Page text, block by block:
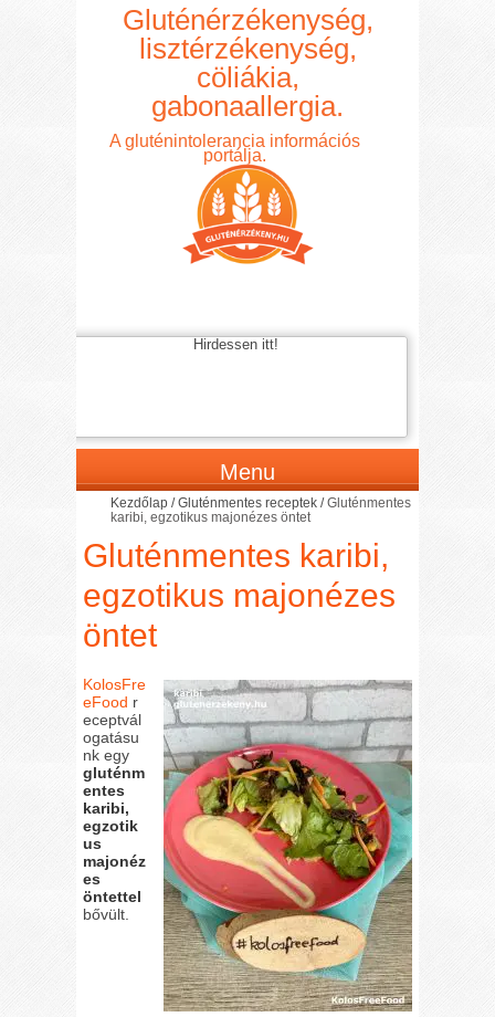
Gluténérzékenység,
lisztérzékenység,
cöliákia,
gabonaallergia.
A gluténintolerancia információs
portálja.
Hirdessen itt!
Menu
Kezdőlap /Gluténmentes receptek /Gluténmentes
karibi, egzotikus majonézes öntet
Gluténmentes karibi,
egzotikus majonézes
öntet
KolosFre
eFood r
eceptvál
ogatásu
nk egy
gluténm
entes
karibi,
egzotik
us
majonéz
es
öntettel
bővült.